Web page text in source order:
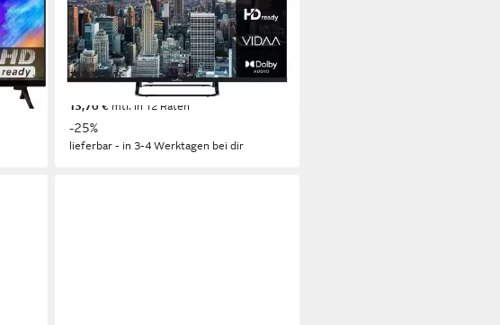
80 cm/32 Zoll Diagonale
LED Bildschirmtechnologie
HD-ready Auflösung
Produktdatenblatt
(5)
UVP199,00 €
13,70 € mtl. in 12 Raten
-25%
lieferbar - in 3-4 Werktagen bei dir